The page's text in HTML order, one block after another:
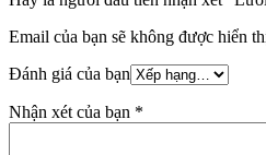
Email của bạn sẽ không được hiển
Đánh giá của bạn
Nhận xét của bạn *